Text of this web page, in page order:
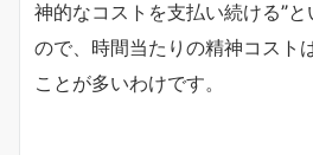
神的なコストを支払い続ける”
ので、時間当たりの精神コスト
ことが多いわけです。